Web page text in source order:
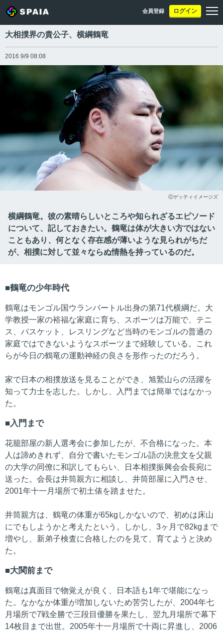
会員登録 ログイン
大相撲界の貴公子、横綱鶴竜
2016 9/9 08:08
Ⓒゲッティイメージズ
横綱鶴竜。彼の素晴らしいところや知られざるエピソード
について、記しておきたい。鶴竜は体が大きい方ではない
こともあり、何となく存在感が薄いような見られがちだ
が、相撲に対して並々ならぬ情熱を持っているのだ。
鶴竜の少年時代
鶴竜はモンゴル国ウランバートル出身の第71代横綱だ。大
学教授一家の裕福な家庭に育ち、スポーツは万能で、テニ
ス、バスケット、レスリングなど当時のモンゴルの普通の
家庭ではできないようなスポーツまで経験している。これ
らが今日の鶴竜の運動神経の良さを形作ったのだろう。
家で日本の相撲放送を見ることができ、旭鷲山らの活躍を
知って力士を志した。しかし、入門までは簡単ではなかっ
た。
入門まで
花籠部屋の新人選考会に参加したが、不合格になった。本
人は諦めきれず、自分で書いたモンゴル語の決意文を父親
の大学の同僚に和訳してもらい、日本相撲振興会会長宛に
送った。会長は井筒親方に相談し、井筒部屋に入門させ、
2001年十一月場所で初土俵を踏ませた。
井筒親方は、鶴竜の体重が65kgしかないので、初めは床山
にでもしようかと考えたという。しかし、3ヶ月で82kgまで
増やし、新弟子検査に合格したのを見て、育てようと決め
た。
大関前まで
鶴竜は真面目で物覚えが良く、日本語も1年で堪能になっ
た。なかなか体重が増加しないため苦労したが、2004年七
月場所で7戦全勝で三段目優勝を果たし、翌九月場所で幕下
14枚目まで出世。2005年十一月場所で十両に昇進し、2006